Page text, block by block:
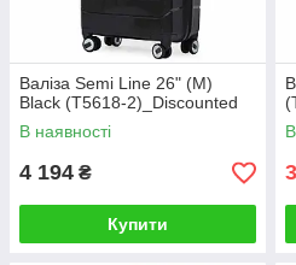
Валіза Semi Line 26" (M)
Black (T5618-2)_Discounted
В наявності
4 194 ₴
Купити